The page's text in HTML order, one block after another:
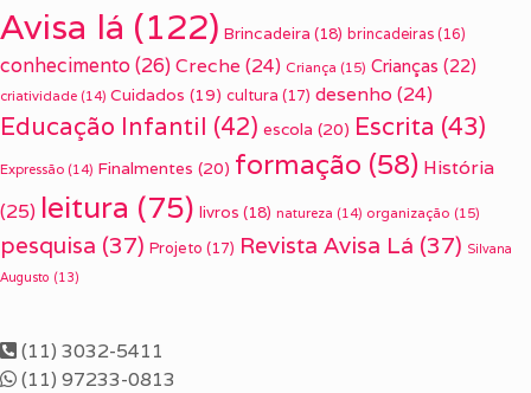
Avisa lá (122) Brincadeira (18) brincadeiras (16)
conhecimento(26) Creche (24) Criança (15) Crianças (22)
criatividade (14) Cuidados (19) cultura (17) desenho (24)
Educação Infantil (42) escola (20) Escrita (43)
Expressão (14) Finalmentes (20) formação (58) História
(25) leitura (75) livros (18) natureza (14) organização (15)
pesquisa (37) Projeto (17) Revista Avisa Lá (37) Silvana
Augusto (13)
(11) 3032-5411
(11) 97233-0813